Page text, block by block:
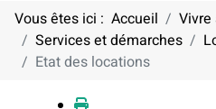
Vous êtes ici : Accueil
Vivre
Services et démarches
Etat des locations
Calendrier